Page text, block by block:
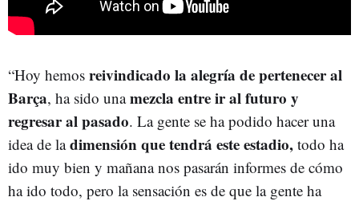
“Hoy hemos reivindicado la alegría de pertenecer al
Barça, ha sido unamezcla entre ir al futuro y
regresar al pasado. La gente se ha podido hacer una
idea de ladimensión que tendrá este estadio, todo ha
ido muy bien y mañana nos pasarán informes de cómo
ha ido todo, pero la sensación es de que la gente ha